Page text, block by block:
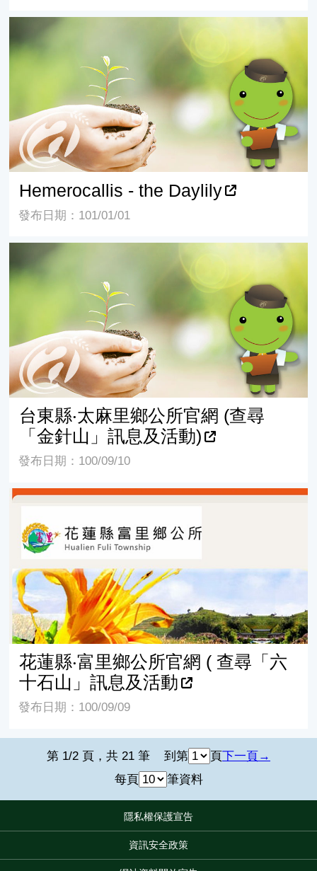
Hemerocallis - the Daylily
Hemerocallis - the Daylily
發布日期：101/01/01
台東縣‧太麻里鄉公所官網 (查尋「金針山」訊息及活動)
台東縣‧太麻里鄉公所官網 (查尋
「金針山」訊息及活動)
發布日期：100/09/10
花蓮縣‧富里鄉公所官網 ( 查尋「六十石山」訊息及活動
花蓮縣‧富里鄉公所官網 ( 查尋「六
十石山」訊息及活動
發布日期：100/09/09
第 1/2 頁，共 21 筆 到第 頁下一頁
每頁
筆資料
隱私權保護宣告
資訊安全政策